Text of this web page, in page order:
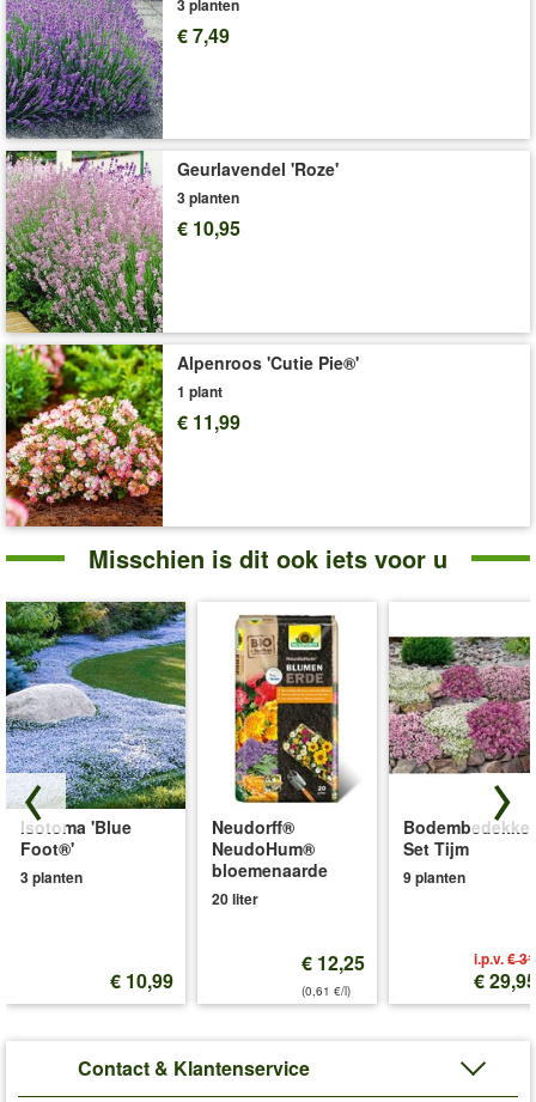
bij voorkeur een speciale rozenmeststof (bv. art.nr.
300).
Art.nr.:9802
Levering omvat:wortelnaakt, ca. 20-30 cm hoog A-kwaliteit
'Rozen'
Plant- en Verzorgingstips
€ 7,49
Geurlavendel 'Roze'
3 planten
€ 10,95
Alpenroos 'Cutie Pie®'
1 plant
€ 11,99
Misschien is dit ook iets voor u
Isotoma 'Blue
Foot®'
3 planten
€ 10,99
Neudorff®
NeudoHum®
bloemenaarde
20 liter
€ 12,25
(0,61 €/l)
Bodembedekker
Set Tijm
9 planten
i.p.v.€
€ 29,95
Contact & Klantenservice